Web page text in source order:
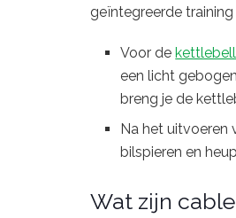
geïntegreerde training
Voor de
een licht
breng je de
Na het uitvoeren
bilspieren en
Wat zijn